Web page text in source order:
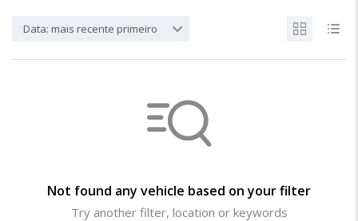
Data: mais recente primeiro
Not found any vehicle based on your filter
Try another filter, location or keywords